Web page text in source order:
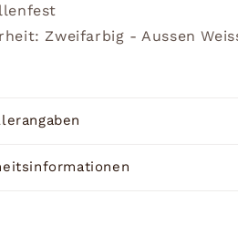
Zweifarbig - Aussen